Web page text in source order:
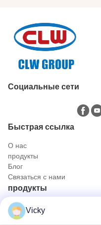
Социальные сети
Быстрая ссылка
О нас
продукты
Блог
Связаться с нами
продукты
Нефтяной и газовый грузовик
Санитарный грузовик
Vicky